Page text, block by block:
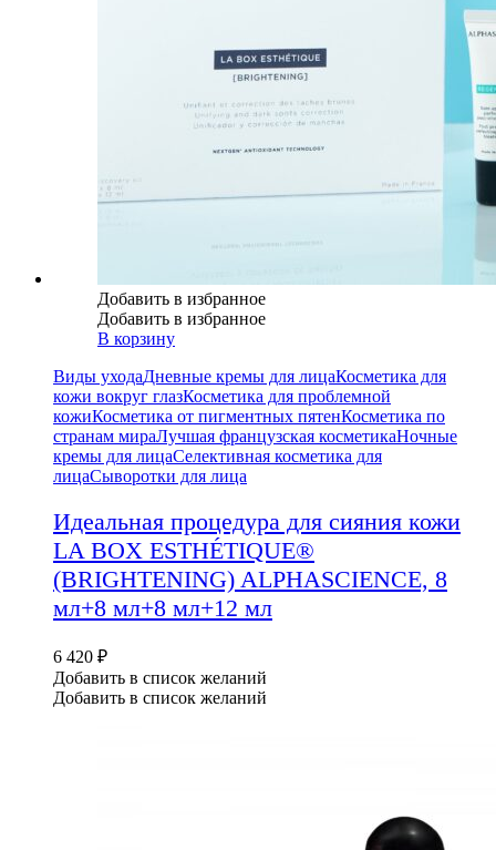
Добавить в избранное
Добавить в избранное
В корзину
Виды уходаДневные кремы для лицаКосметика для
кожи вокруг глазКосметика для проблемной
кожиКосметика от пигментных пятенКосметика по
странам мираЛучшая французская косметикаНочные
кремы для лицаСелективная косметика для
лицаСыворотки для лица
Идеальная процедура для сияния кожи
LA BOX ESTHÉTIQUE®
(BRIGHTENING) ALPHASCIENCE, 8
мл+8 мл+8 мл+12 мл
6 420 ₽
Добавить в список желаний
Добавить в список желаний